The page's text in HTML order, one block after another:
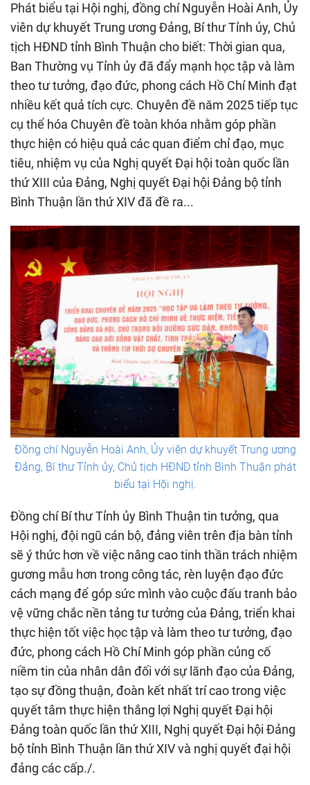
Phát biểu tại Hội nghị, đồng chí Nguyễn Hoài Anh, Ủy
viên dự khuyết Trung ương Đảng, Bí thư Tỉnh ủy, Chủ
tịch HĐND tỉnh Bình Thuận cho biết: Thời gian qua,
Ban Thường vụ Tỉnh ủy đã đẩy mạnh học tập và làm
theo tư tưởng, đạo đức, phong cách Hồ Chí Minh đạt
nhiều kết quả tích cực. Chuyên đề năm 2025 tiếp tục
cụ thể hóa Chuyên đề toàn khóa nhằm góp phần
thực hiện có hiệu quả các quan điểm chỉ đạo, mục
tiêu, nhiệm vụ của Nghị quyết Đại hội toàn quốc lần
thứ XIII của Đảng, Nghị quyết Đại hội Đảng bộ tỉnh
Bình Thuận lần thứ XIV đã đề ra...
Đồng chí Nguyễn Hoài Anh, Ủy viên dự khuyết Trung ương
Đảng, Bí thư Tỉnh ủy, Chủ tịch HĐND tỉnh Bình Thuận phát
biểu tại Hội nghị.
Đồng chí Bí thư Tỉnh ủy Bình Thuận tin tưởng, qua
Hội nghị, đội ngũ cán bộ, đảng viên trên địa bàn tỉnh
sẽ ý thức hơn về việc nâng cao tinh thần trách nhiệm
gương mẫu hơn trong công tác, rèn luyện đạo đức
cách mạng để góp sức mình vào cuộc đấu tranh bảo
vệ vững chắc nền tảng tư tưởng của Đảng, triển khai
thực hiện tốt việc học tập và làm theo tư tưởng, đạo
đức, phong cách Hồ Chí Minh góp phần củng cố
niềm tin của nhân dân đối với sự lãnh đạo của Đảng,
tạo sự đồng thuận, đoàn kết nhất trí cao trong việc
quyết tâm thực hiện thắng lợi Nghị quyết Đại hội
Đảng toàn quốc lần thứ XIII, Nghị quyết Đại hội Đảng
bộ tỉnh Bình Thuận lần thứ XIV và nghị quyết đại hội
đảng các cấp./.